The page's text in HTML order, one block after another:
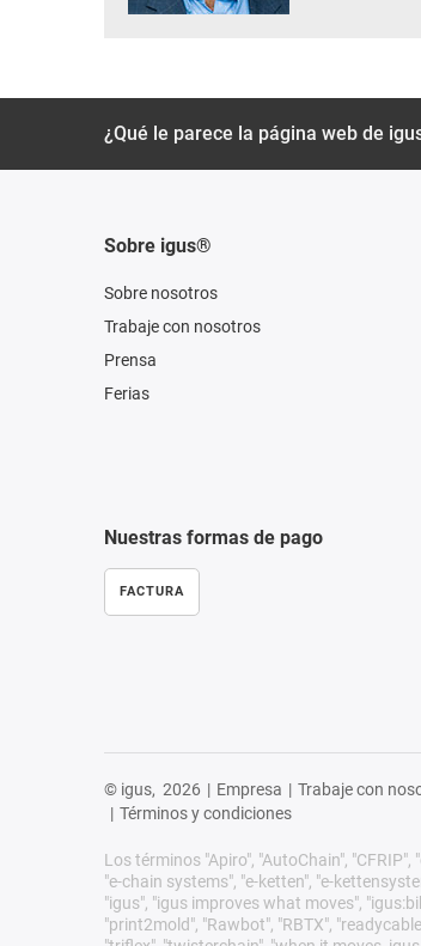
¿Qué le parece la página web de
Sobre igus®
Sobre nosotros
Trabaje con nosotros
Prensa
Ferias
Nuestras formas de pago
FACTURA
© igus, 2026 | Empresa | Trabaje con
| Términos y condiciones
Los términos "Apiro", "AutoChain",
"e-chain systems", "e-ketten", "e-
"igus", "igus improves what moves",
"print2mold", "Rawbot", "RBTX",